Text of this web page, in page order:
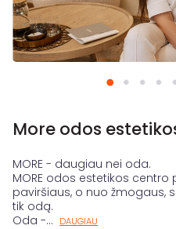
More odos
MORE - daugiau nei oda.
MORE odos estetikos
paviršiaus, o nuo žmogaus,
tik odą.
Oda -... DAUGIAU